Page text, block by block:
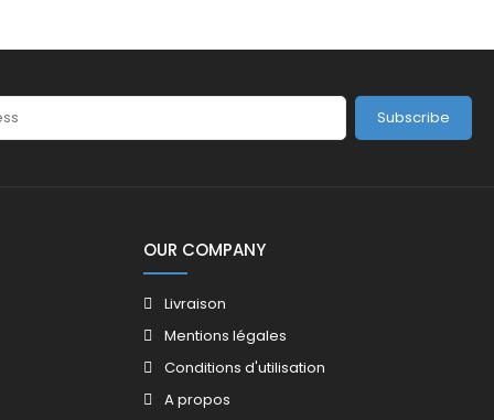
Subscribe
OUR COMPANY
Livraison
Mentions légales
Conditions d'utilisation
A propos